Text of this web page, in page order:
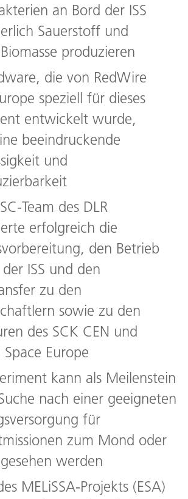
an Bord der ISS
Sauerstoff und
produzieren
die von RedWire
speziell für dieses
entwickelt wurde,
beeindruckende
und
Team des DLR
erfolgreich die
den Betrieb
ISS und den
zu den
sowie zu den
des SCK CEN und
Europe
kann als Meilenstein
nach einer geeigneten
für
zum Mond oder
werden
MELiSSA-Projekts (ESA)